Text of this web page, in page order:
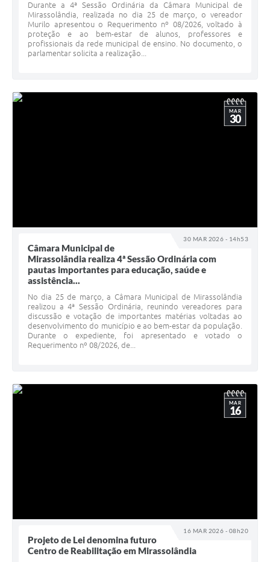
Durante a 4ª Sessão Ordinária da Câmara Municipal de
Mirassolândia, realizada no dia 25 de março, o vereador
Murilo apresentou o Requerimento nº 08/2026, voltado à
proteção e ao bem-estar de alunos, professores e
profissionais da rede municipal de ensino. No documento, o
parlamentar solicita a realização...
30 MAR 2026 - 14h53
MAR
30
Câmara Municipal de
Mirassolândia realiza 4ª Sessão Ordinária com
pautas importantes para educação, saúde e
assistência...
No dia 25 de março, a Câmara Municipal de Mirassolândia
realizou a 4ª Sessão Ordinária, reunindo vereadores para
discussão e votação de importantes matérias voltadas ao
desenvolvimento do município e ao bem-estar da população.
Durante o expediente, foi apresentado e votado o
Requerimento nº 08/2026, de...
16 MAR 2026 - 08h20
MAR
16
Projeto de Lei denomina futuro
Centro de Reabilitação em Mirassolândia